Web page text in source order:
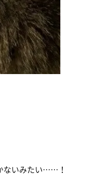
ないみたい……！